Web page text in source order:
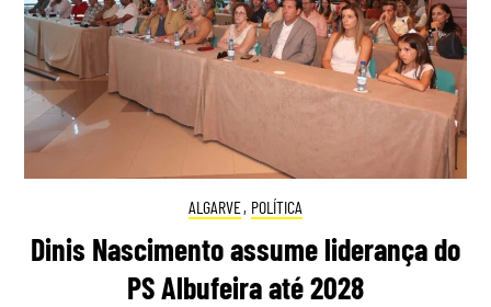
ALGARVE, POLÍTICA
Dinis Nascimento assume liderança do
PS Albufeira até 2028